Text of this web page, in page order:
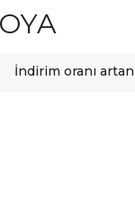
İndirim oranı artan